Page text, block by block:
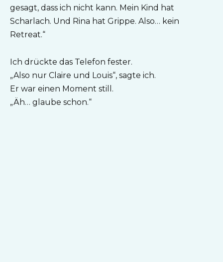
gesagt, dass ich nicht kann. Mein Kind hat
Scharlach. Und Rina hat Grippe. Also… kein
Retreat.“
Ich drückte das Telefon fester.
„Also nur Claire und Louis“, sagte ich.
Er war einen Moment still.
„Äh… glaube schon.“